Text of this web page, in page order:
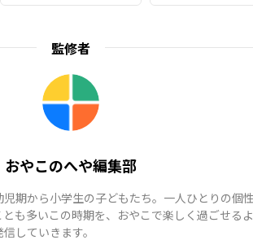
監修者
おやこのへや編集部
期から小学生の子どもたち。一人ひとりの個
も多いこの時期を、おやこで楽しく過ごせるよ
していきます。